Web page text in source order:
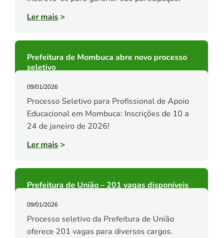
Ler mais>
Prefeitura de Mombuca abre novo processo
seletivo
09/01/2026
Processo Seletivo para Profissional de Apoio
Educacional em Mombuca: Inscrições de 10 a
24 de janeiro de 2026!
Ler mais>
Prefeitura de União – 201 vagas disponíveis
09/01/2026
Processo seletivo da Prefeitura de União
oferece 201 vagas para diversos cargos.